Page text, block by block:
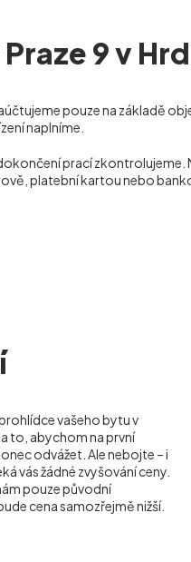
9 v
pouze na základě
naplníme.
prací zkontrolujeme.
platební kartou nebo
vašeho bytu v
to, abychom na první
odvážet. Ale nebojte – i
vás žádné zvyšování ceny.
pouze původní
cena samozřejmě nižší.